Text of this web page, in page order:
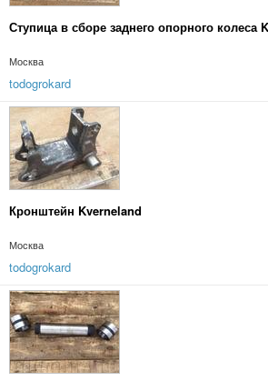
Ступица в сборе заднего опорного колеса
Москва
todogrokard
Кронштейн Kverneland
Москва
todogrokard